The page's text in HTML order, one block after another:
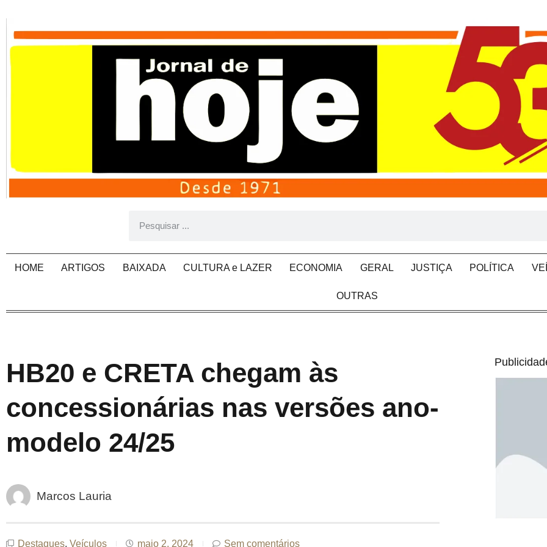
HOME ARTIGOS BAIXADA CULTURA e LAZER ECONOMIA GERAL JUSTIÇA POLÍTICA
OUTRAS
HB20 e CRETA chegam às
concessionárias nas versões ano-
modelo 24/25
Marcos Lauria
Destaques, Veículos maio 2, 2024 Sem comentários